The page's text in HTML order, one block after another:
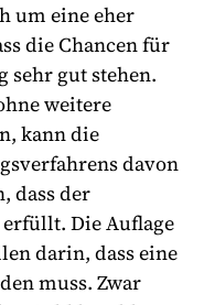
um eine eher
die Chancen für
sehr gut stehen.
weitere
kann die
davon
dass der
Die Auflage
darin, dass eine
muss. Zwar